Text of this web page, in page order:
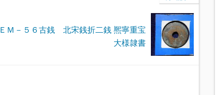
ＥＭ－５６古銭 北宋銭折二銭 熈寧重宝
大様隷書